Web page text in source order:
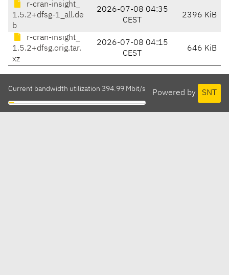
r-cran-insight_
1.5.2+dfsg-1_all.de
b
2026-07-08 04:35
CEST
2396 KiB
r-cran-insight_
1.5.2+dfsg.orig.tar.
xz
2026-07-08 04:15
CEST
646 KiB
Powered by SNT
Current bandwidth utilization 394.99 Mbit/s